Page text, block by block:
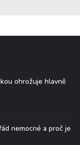
ohrožuje hlavně
nemocné a proč je